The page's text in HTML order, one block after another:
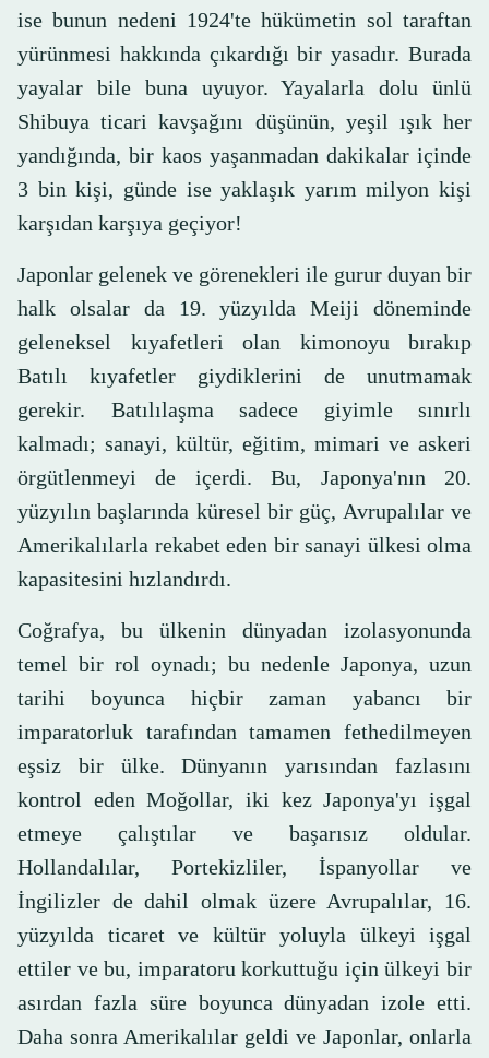
ise bunun nedeni 1924'te hükümetin sol taraftan
yürünmesi hakkında çıkardığı bir yasadır. Burada
yayalar bile buna uyuyor. Yayalarla dolu ünlü
Shibuya ticari kavşağını düşünün, yeşil ışık her
yandığında, bir kaos yaşanmadan dakikalar içinde
3 bin kişi, günde ise yaklaşık yarım milyon kişi
karşıdan karşıya geçiyor!
Japonlar gelenek ve görenekleri ile gurur duyan bir
halk olsalar da 19. yüzyılda Meiji döneminde
geleneksel kıyafetleri olan kimonoyu bırakıp
Batılı kıyafetler giydiklerini de unutmamak
gerekir. Batılılaşma sadece giyimle sınırlı
kalmadı; sanayi, kültür, eğitim, mimari ve askeri
örgütlenmeyi de içerdi. Bu, Japonya'nın 20.
yüzyılın başlarında küresel bir güç, Avrupalılar ve
Amerikalılarla rekabet eden bir sanayi ülkesi olma
kapasitesini hızlandırdı.
Coğrafya, bu ülkenin dünyadan izolasyonunda
temel bir rol oynadı; bu nedenle Japonya, uzun
tarihi boyunca hiçbir zaman yabancı bir
imparatorluk tarafından tamamen fethedilmeyen
eşsiz bir ülke. Dünyanın yarısından fazlasını
kontrol eden Moğollar, iki kez Japonya'yı işgal
etmeye çalıştılar ve başarısız oldular.
Hollandalılar, Portekizliler, İspanyollar ve
İngilizler de dahil olmak üzere Avrupalılar, 16.
yüzyılda ticaret ve kültür yoluyla ülkeyi işgal
ettiler ve bu, imparatoru korkuttuğu için ülkeyi bir
asırdan fazla süre boyunca dünyadan izole etti.
Daha sonra Amerikalılar geldi ve Japonlar, onlarla